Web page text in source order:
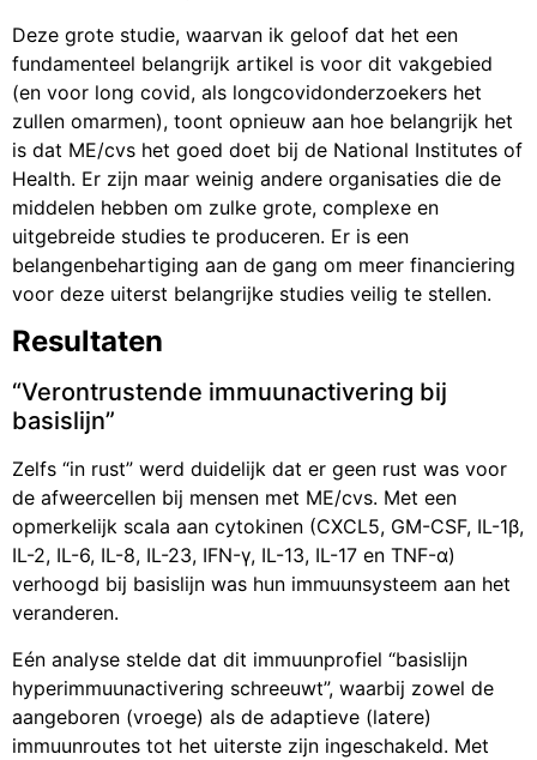
Deze grote studie, waarvan ik geloof dat het een
fundamenteel belangrijk artikel is voor dit vakgebied
(en voor long covid, als longcovidonderzoekers het
zullen omarmen), toont opnieuw aan hoe belangrijk het
is dat ME/cvs het goed doet bij de National Institutes of
Health. Er zijn maar weinig andere organisaties die de
middelen hebben om zulke grote, complexe en
uitgebreide studies te produceren. Er is een
belangenbehartiging aan de gang om meer financiering
voor deze uiterst belangrijke studies veilig te stellen.
Resultaten
“Verontrustende immuunactivering bij
basislijn”
Zelfs “in rust” werd duidelijk dat er geen rust was voor
de afweercellen bij mensen met ME/cvs. Met een
opmerkelijk scala aan cytokinen (CXCL5, GM-CSF, IL-1β,
IL-2, IL-6, IL-8, IL-23, IFN-γ, IL-13, IL-17 en TNF-α)
verhoogd bij basislijn was hun immuunsysteem aan het
veranderen.
Eén analyse stelde dat dit immuunprofiel “basislijn
hyperimmuunactivering schreeuwt”, waarbij zowel de
aangeboren (vroege) als de adaptieve (latere)
immuunroutes tot het uiterste zijn ingeschakeld. Met